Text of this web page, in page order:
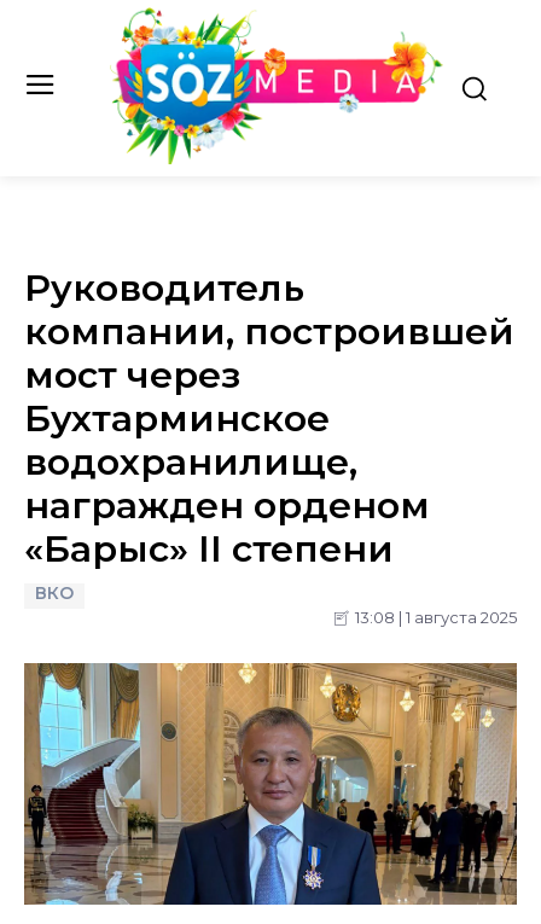
Руководитель
компании, построившей
мост через
Бухтарминское
водохранилище,
награжден орденом
«Барыс» II степени
ВКО
13:08 | 1 августа 2025